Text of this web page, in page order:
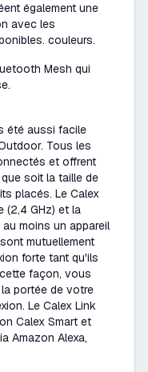
également une
avec les
couleurs.
Mesh qui
été aussi facile
Tous les
et offrent
soit la taille de
placés. Le Calex
(2,4 GHz) et la
moins un appareil
mutuellement
forte tant qu'ils
façon, vous
portée de votre
Le Calex Link
Calex Smart et
Amazon Alexa,